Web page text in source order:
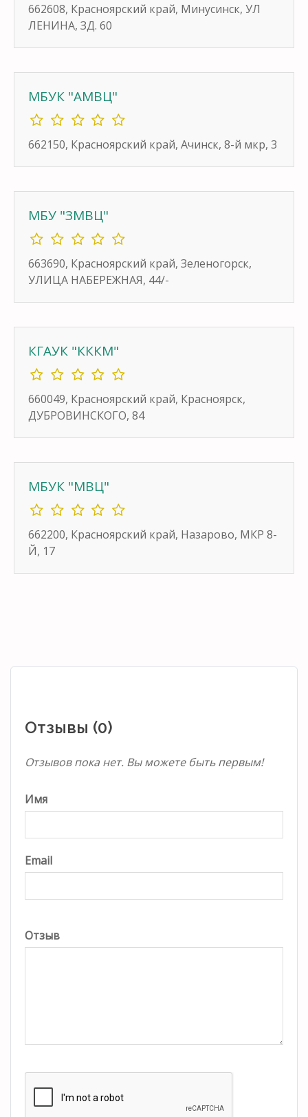
662608, Красноярский край, Минусинск, УЛ
ЛЕНИНА, ЗД. 60
МБУК "АМВЦ"
662150, Красноярский край, Ачинск, 8-й мкр, 3
МБУ "ЗМВЦ"
663690, Красноярский край, Зеленогорск,
УЛИЦА НАБЕРЕЖНАЯ, 44/-
КГАУК "КККМ"
660049, Красноярский край, Красноярск,
ДУБРОВИНСКОГО, 84
МБУК "МВЦ"
662200, Красноярский край, Назарово, МКР 8-
Й, 17
Отзывы (0)
Отзывов пока нет. Вы можете быть первым!
Имя
Email
Отзыв